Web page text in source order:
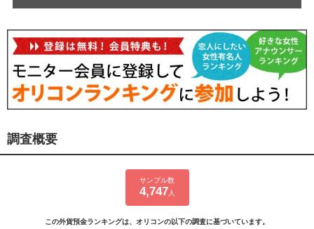
調査概要
サンプル数
4,747 人
この外貨預金ランキングは、オリコンの以下の調査に基づいています。